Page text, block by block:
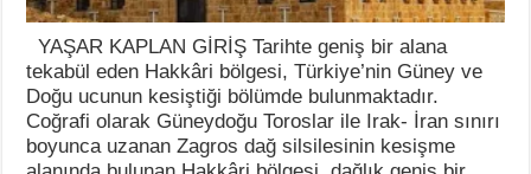
YAŞAR KAPLAN GİRİŞ Tarihte geniş bir alana
tekabül eden Hakkâri bölgesi, Türkiye’nin Güney ve
Doğu ucunun kesiştiği bölümde bulunmaktadır.
Coğrafi olarak Güneydoğu Toroslar ile Irak- İran sınırı
boyunca uzanan Zagros dağ silsilesinin kesişme